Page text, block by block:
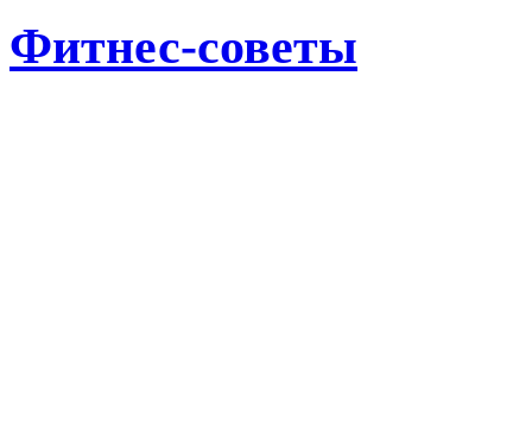
Фитнес-советы